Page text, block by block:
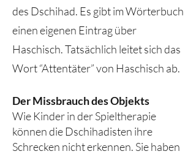
des Dschihad. Es gibt im Wörterbuch
einen eigenen Eintrag über
Haschisch. Tatsächlich leitet sich das
Wort “Attentäter” von Haschisch ab.
Der Missbrauch des Objekts
Wie Kinder in der Spieltherapie
können die Dschihadisten ihre
Schrecken nicht erkennen. Sie haben